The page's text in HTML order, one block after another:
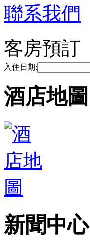
聯系我們
客房預訂
入住日期:
酒店地圖
新聞中心